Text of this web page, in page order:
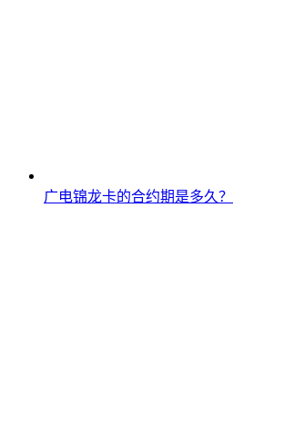
广电锦龙卡的合约期是多久？